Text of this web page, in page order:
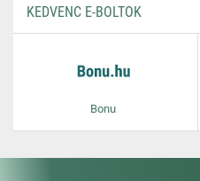
KEDVENC E-BOLTOK
Bonu